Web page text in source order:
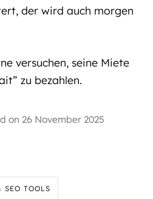
der wird auch morgen
versuchen, seine Miete
zu bezahlen.
on 26 November 2025
SEO TOOLS